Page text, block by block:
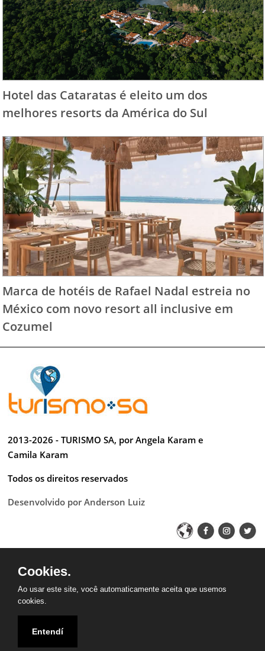
Hotel das Cataratas é eleito um dos
melhores resorts da América do Sul
Marca de hotéis de Rafael Nadal estreia no
México com novo resort all inclusive em
Cozumel
2013-2026 - TURISMO SA, por Angela Karam e
Camila Karam
Todos os direitos reservados
Desenvolvido por Anderson Luiz
Cookies.
Ao usar este site, você automaticamente aceita que usemos
cookies.
Entendí